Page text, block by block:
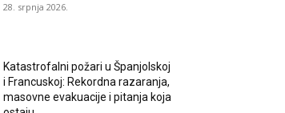
28. srpnja 2026.
Katastrofalni požari u Španjolskoj
i Francuskoj: Rekordna razaranja,
masovne evakuacije i pitanja koja